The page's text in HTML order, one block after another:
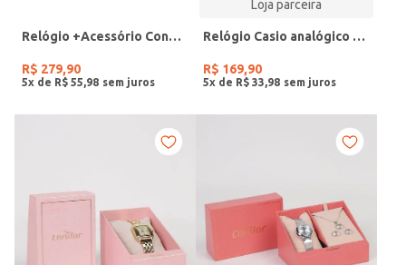
Relógio +Acessório Condor Feminino DOURADO
R$ 279,90
5x de R$ 55 98
Loja parceira
Relógio Casio analógico MW-240-4BVDF-SC
R$ 169,90
5x de R$ 33 98